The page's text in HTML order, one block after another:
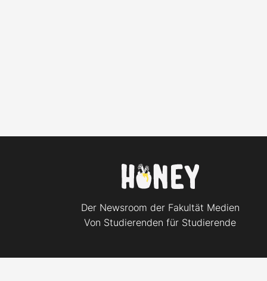
Der Newsroom der Fakultät Medien
Von Studierenden für Studierende